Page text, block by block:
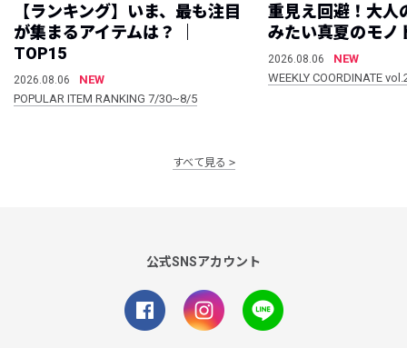
【ランキング】いま、最も注目
が集まるアイテムは？ ｜
TOP15
2026.08.06
NEW
POPULAR ITEM RANKING 7/30~8/5
重見え回避！大人
みたい真夏のモノ
2026.08.06
NEW
WEEKLY COORDINATE
すべて見る
公式SNSアカウント